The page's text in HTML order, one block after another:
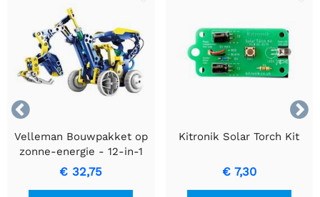


Velleman Bouwpakket op
zonne-energie - 12-in-1
€ 32,75
Kitronik Solar Torch Kit
€ 7,30